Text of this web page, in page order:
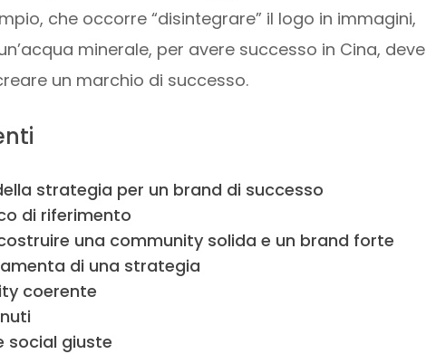
che occorre “disintegrare” il logo in immagini,
minerale, per avere successo in Cina, deve
un marchio di successo.
strategia per un brand di successo
di riferimento
una community solida e un brand forte
di una strategia
coerente
social giuste